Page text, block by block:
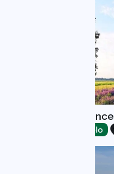
Un Mas en Provence
Accueil Vélo